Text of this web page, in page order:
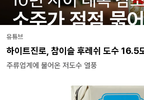
유튜브
하이트진로, 참이슬 후레쉬 도수 16.5
주류업계에 불어온 저도수 열풍